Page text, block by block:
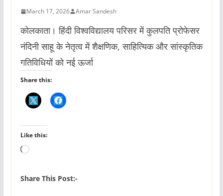
March 17, 2026 Amar Sandesh
कोलकाता। हिंदी विश्वविद्यालय परिसर में कुलपति प्रोफेसर
नंदिनी साहू के नेतृत्व में शैक्षणिक, साहित्यिक और सांस्कृतिक
गतिविधियों को नई ऊर्जा
Share this:
Like this:
L
a
Share This Post:-